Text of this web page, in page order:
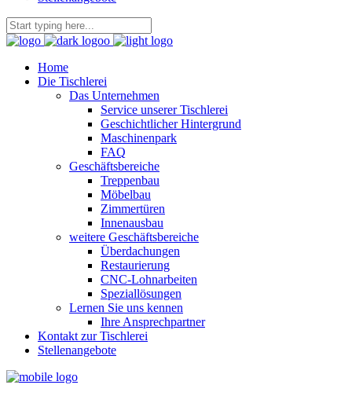
Home
Die Tischlerei
Das Unternehmen
Service unserer Tischlerei
Geschichtlicher Hintergrund
Maschinenpark
FAQ
Geschäftsbereiche
Treppenbau
Möbelbau
Zimmertüren
Innenausbau
weitere Geschäftsbereiche
Überdachungen
Restaurierung
CNC-Lohnarbeiten
Speziallösungen
Lernen Sie uns kennen
Ihre Ansprechpartner
Kontakt zur Tischlerei
Stellenangebote